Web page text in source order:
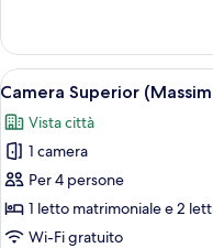
da
letto
(Bellini)
doppia,
camera
letto
(Bellini)
Apri
tutte
le
foto
per
Camera
Superior
5
Camera Superior
Vista città
1 camera
Per 4 persone
1 letto matrimoniale e 2
Wi-Fi gratuito